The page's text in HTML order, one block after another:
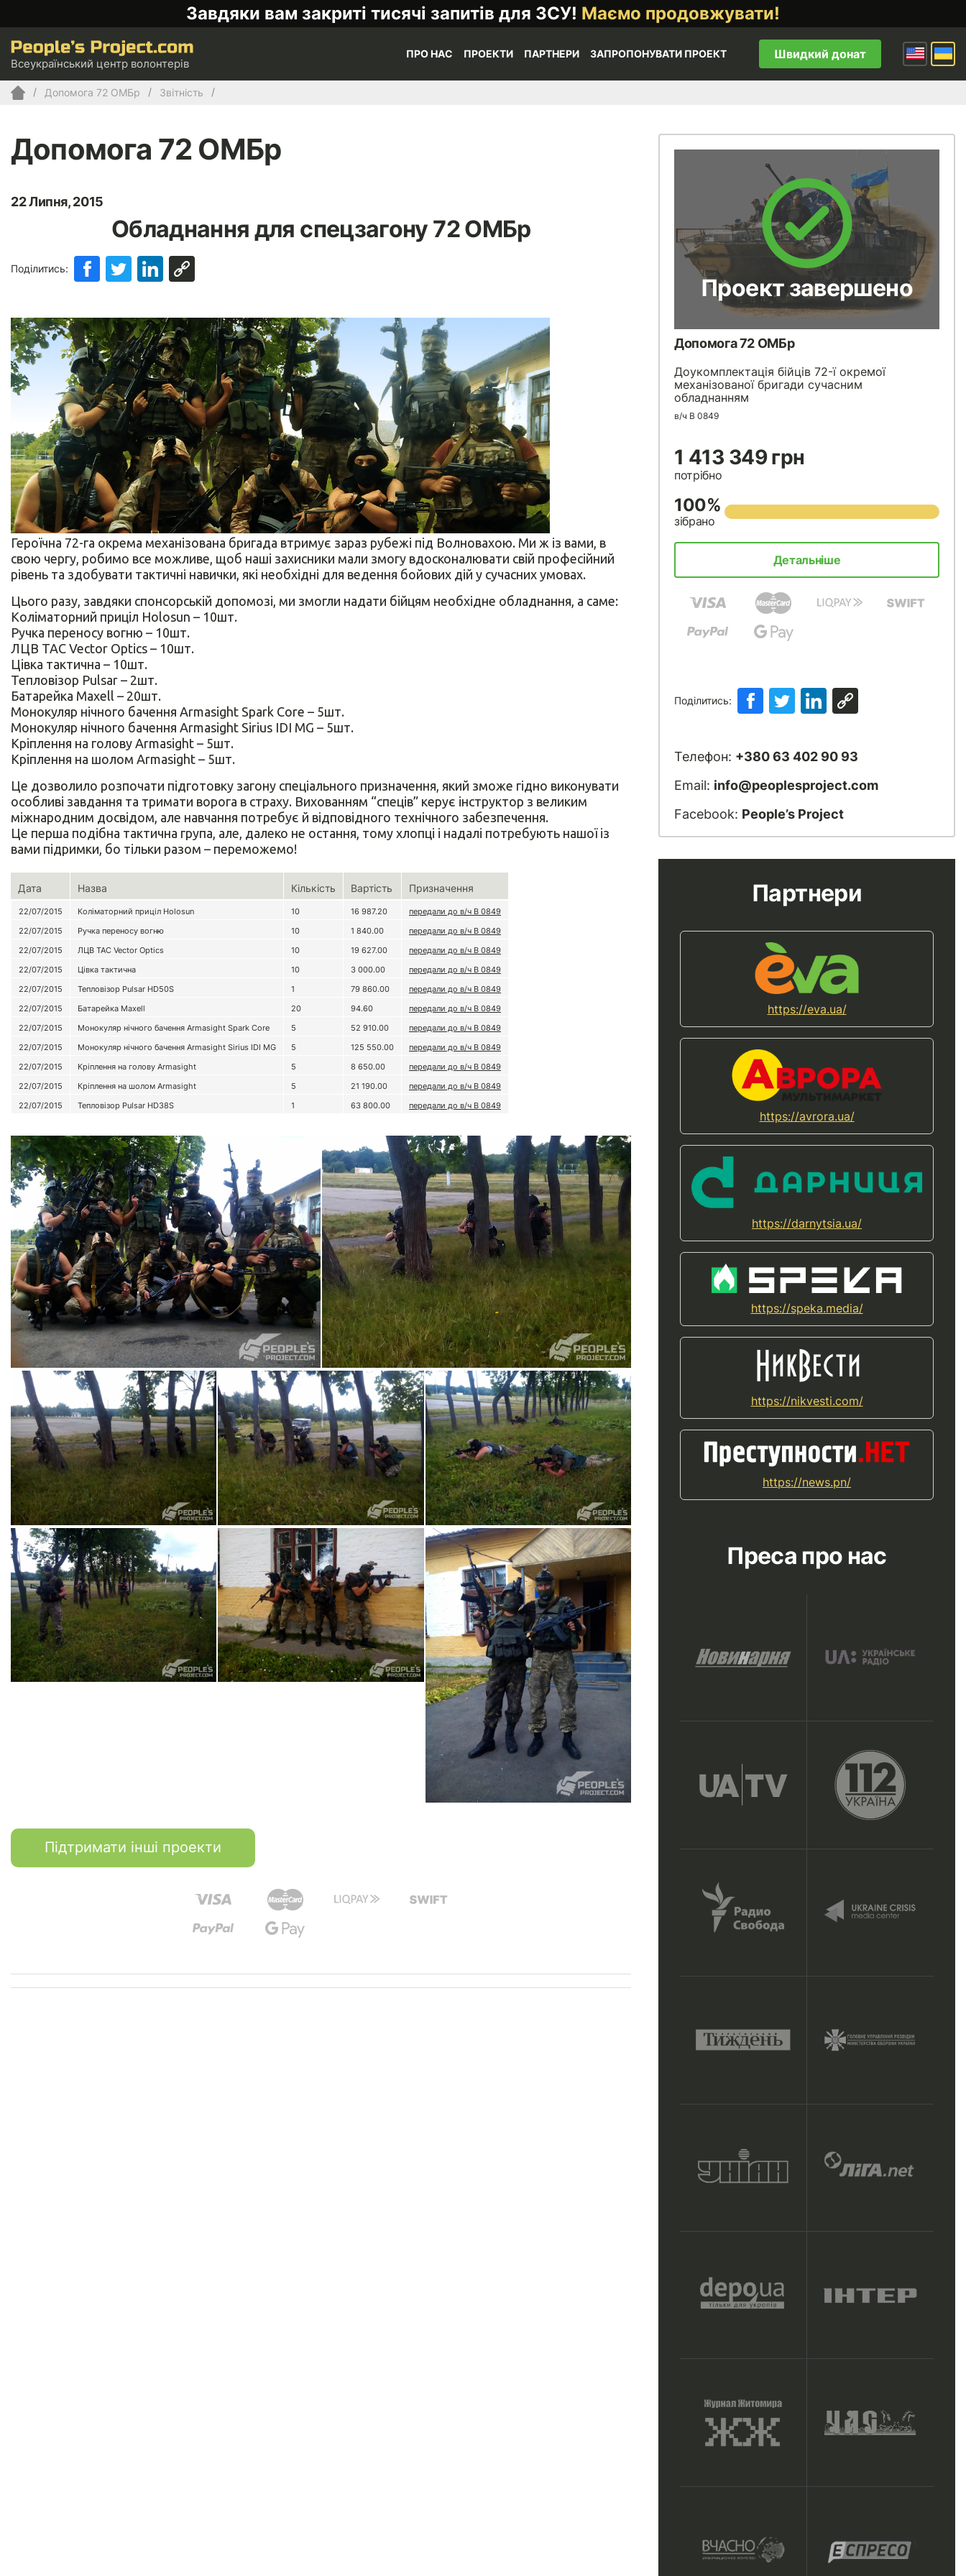
Завдяки вам закриті тисячі запитів для ЗСУ! Маємо продовжувати!
Всеукраїнський центр волонтерів
ПРО НАС ПРОЕКТИ ПАРТНЕРИ ЗАПРОПОНУВАТИ ПРОЕКТ Швидкий донат
Допомога 72 ОМБр Звітність
Допомога 72 ОМБр
22 Липня, 2015
Обладнання для спецзагону 72 ОМБр
Поділитись:
Героїчна 72-га окрема механізована бригада втримує зараз рубежі під Волновахою. Ми ж із вами, в
свою чергу, робимо все можливе, щоб наші захисники мали змогу вдосконалювати свій професійний
рівень та здобувати тактичні навички, які необхідні для ведення бойових дій у сучасних умовах.
Цього разу, завдяки спонсорській допомозі, ми змогли надати бійцям необхідне обладнання, а саме:
Коліматорний приціл Holosun – 10шт.
Ручка переносу вогню – 10шт.
ЛЦВ TAC Vector Optics – 10шт.
Цівка тактична – 10шт.
Тепловізор Pulsar – 2шт.
Батарейка Maxell – 20шт.
Монокуляр нічного бачення Armasight Spark Core – 5шт.
Монокуляр нічного бачення Armasight Sirius IDI MG – 5шт.
Кріплення на голову Armasight – 5шт.
Кріплення на шолом Armasight – 5шт.
Це дозволило розпочати підготовку загону спеціального призначення, який зможе гідно виконувати
особливі завдання та тримати ворога в страху. Вихованням “спеців” керує інструктор з великим
міжнародним досвідом, але навчання потребує й відповідного технічного забезпечення.
Це перша подібна тактична група, але, далеко не остання, тому хлопці і надалі потребують нашої із
вами підримки, бо тільки разом – переможемо!
Дата Назва Кількість Вартість Призначення
22/07/2015 Коліматорний приціл Holosun 10 16 987.20
передали до в/ч В 0849
22/07/2015
Ручка переносу вогню 10 1 840.00
передали до в/ч В 0849
22/07/2015
ЛЦВ TAC Vector Optics 10 19 627.00
передали до в/ч В 0849
22/07/2015
Цівка тактична 10 3 000.00
передали до в/ч В 0849
22/07/2015
Тепловізор Pulsar HD50S 1 79 860.00
передали до в/ч В 0849
22/07/2015
Батарейка Maxell 20 94.60
передали до в/ч В 0849
22/07/2015
Монокуляр нічного бачення Armasight Spark Core 5 52 910.00
передали до в/ч В 0849
22/07/2015
Монокуляр нічного бачення Armasight Sirius IDI MG 5 125 550.00
передали до в/ч В 0849
22/07/2015
Кріплення на голову Armasight 5 8 650.00
передали до в/ч В 0849
22/07/2015
Кріплення на шолом Armasight 5 21 190.00
передали до в/ч В 0849
22/07/2015
Тепловізор Pulsar HD38S 1 63 800.00 передали до в/ч В 0849
Підтримати інші проекти
Проект завершено
Допомога 72 ОМБр
Доукомплектація бійців 72-ї окремої
механізованої бригади сучасним
обладнанням
в/ч В 0849
1 413 349 грн
потрібно
100%
зібрано
Детальніше
Поділитись:
Телефон: +380 63 402 90 93
Email: info@peoplesproject.com
Facebook: People’s Project
Партнери
https://eva.ua/
https://avrora.ua/
https://darnytsia.ua/
https://speka.media/
https://nikvesti.com/
https://news.pn/
Преса про нас